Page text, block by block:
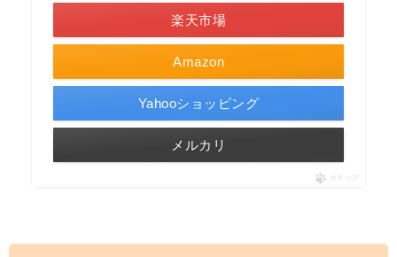
Amazon
楽天市場
Yahooショッピング
メルカリ
ポチップ